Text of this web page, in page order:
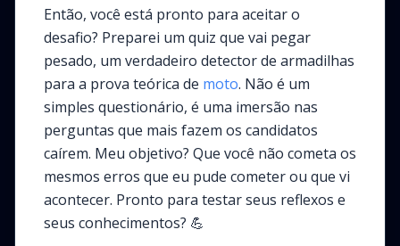
Então, você está pronto para aceitar o
desafio? Preparei um quiz que vai pegar
pesado, um verdadeiro detector de armadilhas
para a prova teórica de moto. Não é um
simples questionário, é uma imersão nas
perguntas que mais fazem os candidatos
caírem. Meu objetivo? Que você não cometa os
mesmos erros que eu pude cometer ou que vi
acontecer. Pronto para testar seus reflexos e
seus conhecimentos? 💪